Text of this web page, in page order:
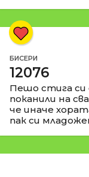
БИСЕРИ
12076
Пешо стига си
поканили на
че иначе
пак си